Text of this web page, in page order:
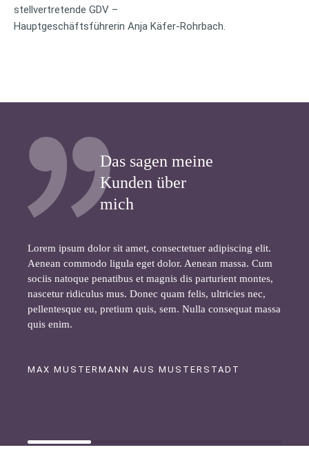
stellvertretende GDV –
Hauptgeschäftsführerin Anja Käfer-Rohrbach.
Das sagen meine
Kunden über
mich
Lorem ipsum dolor sit amet, consectetuer adipiscing elit.
Aenean commodo ligula eget dolor. Aenean massa. Cum
sociis natoque penatibus et magnis dis parturient montes,
nascetur ridiculus mus. Donec quam felis, ultricies nec,
pellentesque eu, pretium quis, sem. Nulla consequat massa
quis enim.
MAX MUSTERMANN AUS MUSTERSTADT